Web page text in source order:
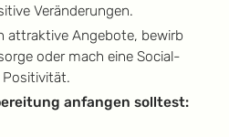
Veränderungen.
attraktive Angebote, bewirb
oder mach eine Social-
Positivität.
anfangen solltest: